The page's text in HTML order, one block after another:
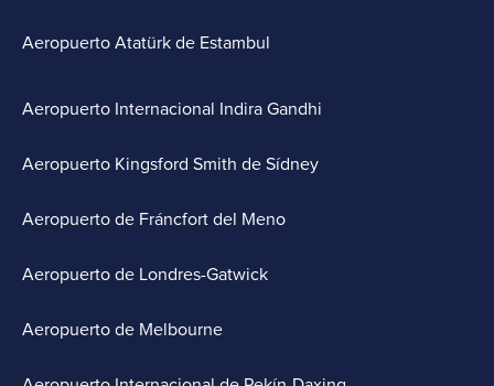
Aeropuerto Atatürk de Estambul
Aeropuerto Internacional Indira Gandhi
Aeropuerto Kingsford Smith de Sídney
Aeropuerto de Fráncfort del Meno
Aeropuerto de Londres-Gatwick
Aeropuerto de Melbourne